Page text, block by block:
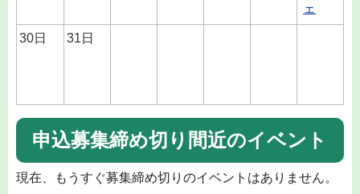
ェ
30日 31日
申込募集締め切り間近のイベント
現在、もうすぐ募集締め切りのイベントはありません。